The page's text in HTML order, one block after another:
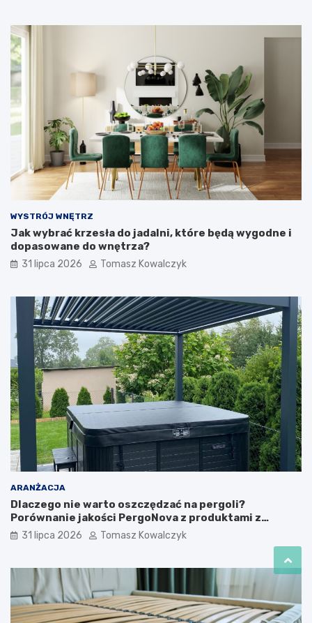
WYSTRÓJ WNĘTRZ
Jak wybrać krzesła do jadalni, które będą wygodne i
dopasowane do wnętrza?
31 lipca 2026 Tomasz Kowalczyk
ARANŻACJA
Dlaczego nie warto oszczędzać na pergoli?
Porównanie jakości PergoNova z produktami z
marketu
31 lipca 2026 Tomasz Kowalczyk